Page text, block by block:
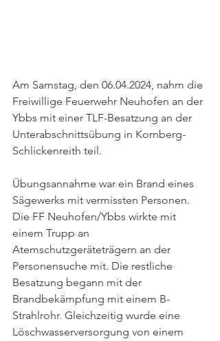
Am Samstag, den 06.04.2024, nahm die
Freiwillige Feuerwehr Neuhofen an der
Ybbs mit einer TLF-Besatzung an der
Unterabschnittsübung in Kornberg-
Schlickenreith teil.
Übungsannahme war ein Brand eines
Sägewerks mit vermissten Personen.
Die FF Neuhofen/Ybbs wirkte mit
einem Trupp an
Atemschutzgeräteträgern an der
Personensuche mit. Die restliche
Besatzung begann mit der
Brandbekämpfung mit einem B-
Strahlrohr. Gleichzeitig wurde eine
Löschwasserversorgung von einem